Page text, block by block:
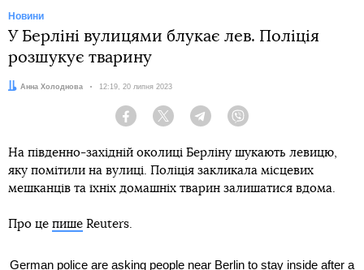
Новини
У Берліні вулицями блукає лев. Поліція
розшукує тварину
Автор:
Анна Холоднова Дата:
12:19, 20 липня 2023
Facebook Twitter Telegram
На південно-західній околиці Берліну шукають левицю,
яку помітили на вулиці. Поліція закликала місцевих
мешканців та їхніх домашніх тварин залишатися вдома.
Про це пише Reuters.
German police are asking people near Berlin to stay inside after a